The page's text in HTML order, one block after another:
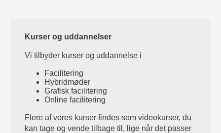
Kurser og uddannelser
Vi tilbyder kurser og uddannelse i
Facilitering
Hybridmøder
Grafisk facilitering
Online facilitering
Flere af vores kurser findes som videokurser, du
kan tage og vende tilbage til, lige når det passer